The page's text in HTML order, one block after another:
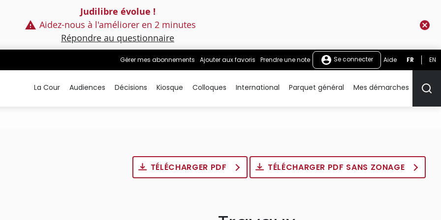
Judilibre évolue !
Aidez-nous à l'améliorer en 2 minutes
Répondre au questionnaire
Gérer mes abonnements Ajouter aux favoris Prendre une note Se connecter Aide FR EN
La Cour Audiences Décisions Kiosque Colloques International Parquet général Mes démarches
TÉLÉCHARGER PDF TÉLÉCHARGER PDF SANS ZONAGE